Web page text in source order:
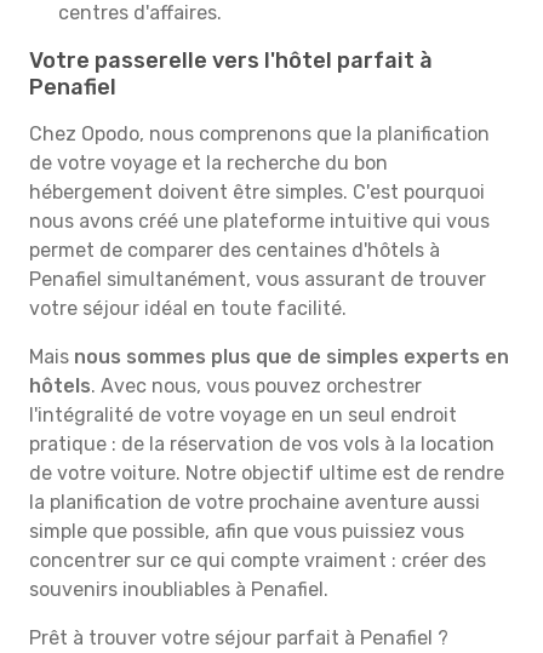
centres d'affaires.
Votre passerelle vers l'hôtel parfait à
Penafiel
Chez Opodo, nous comprenons que la planification
de votre voyage et la recherche du bon
hébergement doivent être simples. C'est pourquoi
nous avons créé une plateforme intuitive qui vous
permet de comparer des centaines d'hôtels à
Penafiel simultanément, vous assurant de trouver
votre séjour idéal en toute facilité.
Mais nous sommes plus que de simples experts en
hôtels. Avec nous, vous pouvez orchestrer
l'intégralité de votre voyage en un seul endroit
pratique : de la réservation de vos vols à la location
de votre voiture. Notre objectif ultime est de rendre
la planification de votre prochaine aventure aussi
simple que possible, afin que vous puissiez vous
concentrer sur ce qui compte vraiment : créer des
souvenirs inoubliables à Penafiel.
Prêt à trouver votre séjour parfait à Penafiel ?